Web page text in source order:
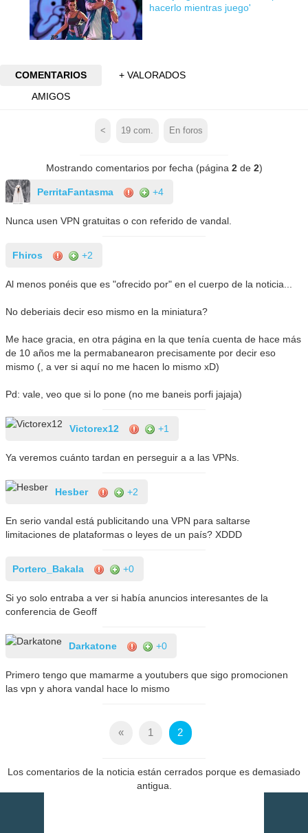
hacerlo mientras juego'
COMENTARIOS
+ VALORADOS
AMIGOS
< 19 com. En foros
Mostrando comentarios por fecha (página 2de 2)
PerritaFantasma +4
Nunca usen VPN gratuitas o con referido de vandal.
Fhiros +2
Al menos ponéis que es "ofrecido por" en el cuerpo de la noticia...
No deberiais decir eso mismo en la miniatura?
Me hace gracia, en otra página en la que tenía cuenta de hace más
de 10 años me la permabanearon precisamente por decir eso
mismo (, a ver si aquí no me hacen lo mismo xD)
Pd: vale, veo que si lo pone (no me baneis porfi jajaja)
Victorex12 +1
Ya veremos cuánto tardan en perseguir a a las VPNs.
Hesber +2
En serio vandal está publicitando una VPN para saltarse
limitaciones de plataformas o leyes de un país? XDDD
Portero_Bakala +0
Si yo solo entraba a ver si había anuncios interesantes de la
conferencia de Geoff
Darkatone +0
Primero tengo que mamarme a youtubers que sigo promocionen
las vpn y ahora vandal hace lo mismo
« 1 2
Los comentarios de la noticia están cerrados porque es demasiado
antigua.